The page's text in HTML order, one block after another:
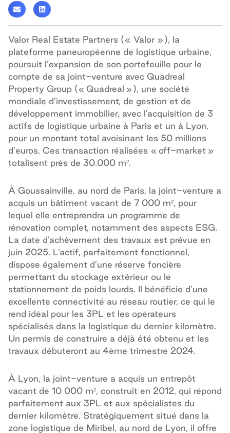
Valor Real Estate Partners (« Valor »), la
plateforme paneuropéenne de logistique urbaine,
poursuit l’expansion de son portefeuille pour le
compte de sa joint-venture avec Quadreal
Property Group (« Quadreal »), une société
mondiale d’investissement, de gestion et de
développement immobilier, avec l’acquisition de 3
actifs de logistique urbaine à Paris et un à Lyon,
pour un montant total avoisinant les 50 millions
d’euros. Ces transaction réalisées « off-market »
totalisent près de 30.000 m².
À Goussainville, au nord de Paris, la joint-venture a
acquis un bâtiment vacant de 7 000 m², pour
lequel elle entreprendra un programme de
rénovation complet, notamment des aspects ESG.
La date d’achèvement des travaux est prévue en
juin 2025. L’actif, parfaitement fonctionnel,
dispose également d’une réserve foncière
permettant du stockage extérieur ou le
stationnement de poids lourds. Il bénéficie d’une
excellente connectivité au réseau routier, ce qui le
rend idéal pour les 3PL et les opérateurs
spécialisés dans la logistique du dernier kilomètre.
Un permis de construire a déjà été obtenu et les
travaux débuteront au 4ème trimestre 2024.
À Lyon, la joint-venture a acquis un entrepôt
vacant de 10 000 m², construit en 2012, qui répond
parfaitement aux 3PL et aux spécialistes du
dernier kilomètre. Stratégiquement situé dans la
zone logistique de Miribel, au nord de Lyon, il offre